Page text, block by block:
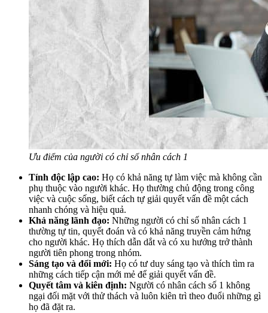
Ưu điểm của người có chỉ số nhân cách 1
Tính độc lập cao: Họ có khả năng tự làm việc mà không cần
phụ thuộc vào người khác. Họ thường chủ động trong công
việc và cuộc sống, biết cách tự giải quyết vấn đề một cách
nhanh chóng và hiệu quả.
Khả năng lãnh đạo: Những người có chỉ số nhân cách 1
thường tự tin, quyết đoán và có khả năng truyền cảm hứng
cho người khác. Họ thích dẫn dắt và có xu hướng trở thành
người tiên phong trong nhóm.
Sáng tạo và đổi mới: Họ có tư duy sáng tạo và thích tìm ra
những cách tiếp cận mới mẻ để giải quyết vấn đề.
Quyết tâm và kiên định: Người có nhân cách số 1 không
ngại đối mặt với thử thách và luôn kiên trì theo đuổi những gì
họ đã đặt ra.